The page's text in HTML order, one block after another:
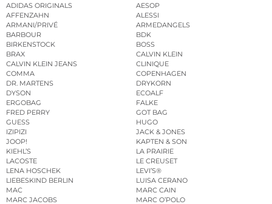
ADIDAS ORIGINALS
AESOP
AFFENZAHN
ALESSI
ARMANI/PRIVÉ
ARMEDANGELS
BARBOUR
BDK
BIRKENSTOCK
BOSS
BRAX
CALVIN KLEIN
CALVIN KLEIN JEANS
CLINIQUE
COMMA
COPENHAGEN
DR. MARTENS
DRYKORN
DYSON
ECOALF
ERGOBAG
FALKE
FRED PERRY
GOT BAG
GUESS
HUGO
IZIPIZI
JACK & JONES
JOOP!
KAPTEN & SON
KIEHL’S
LA PRAIRIE
LACOSTE
LE CREUSET
LENA HOSCHEK
LEVI’S®
LIEBESKIND BERLIN
LUISA CERANO
MAC
MARC CAIN
MARC JACOBS
MARC O’POLO